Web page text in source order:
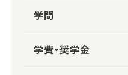
学問
学費・奨学金